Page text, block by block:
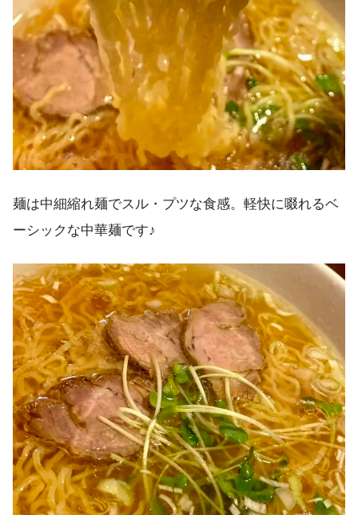
麺は中細縮れ麺でスル・プツな食感。軽快に啜れるベ
ーシックな中華麺です♪